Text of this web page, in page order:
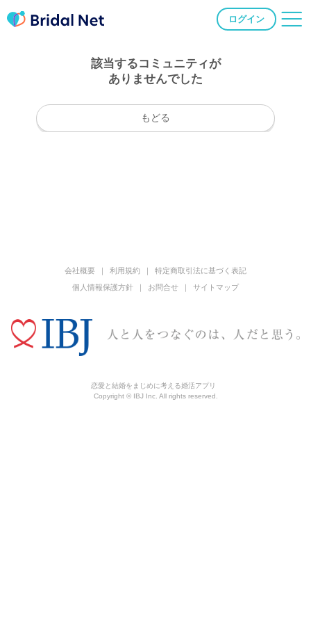
ログイン
該当するコミュニティが
ありませんでした
もどる
会社概要 利用規約
特定商取引法に基づく表記
個人情報保護方針
お問合せ サイトマップ
恋愛と結婚をまじめに考える婚活アプリ
Copyright © IBJ Inc. All rights reserved.